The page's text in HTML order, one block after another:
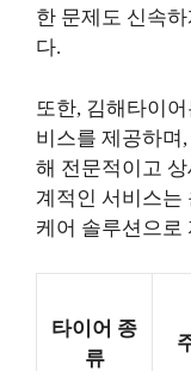
한 문제도 신속
다.
또한, 김해타이
비스를 제공하며
해 전문적이고
계적인 서비스는
케어 솔루션으로
타이어 종
류